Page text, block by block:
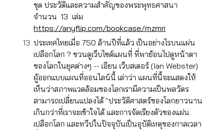
ชุด ประวัติและความสำคัญของพระพุทธศาสนา
จำนวน 13 เล่ม
https://anyflip.com/bookcase/mzmri
ประเทศไทยเมื่อ 750 ล้านปีที่แล้ว เป็นอย่างไรบนแผ่น
เปลือกโลก ? ชวนดูเว็บไซต์แผนที่ ที่พาย้อนไปดูหน้าตา
ของโลกในยุคต่างๆ -- เอียน เว็บสเตอร์ (Ian Webster)
ผู้ออกแบบแผนที่ออนไลน์นี้ เล่าว่า แผนที่นี้จะแสดงให้
เห็นว่าสภาพแวดล้อมของโลกเรามีความเป็นพลวัตร
สามารถเปลี่ยนแปลงได้ "ประวัติศาสตร์ของโลกยาวนาน
เกินกว่าที่เราจะเข้าใจได้ และการจัดเรียงตัวของแผ่น
เปลือกโลก และทวีปในปัจจุบันเป็นอุบัติเหตุของกาลเวลา